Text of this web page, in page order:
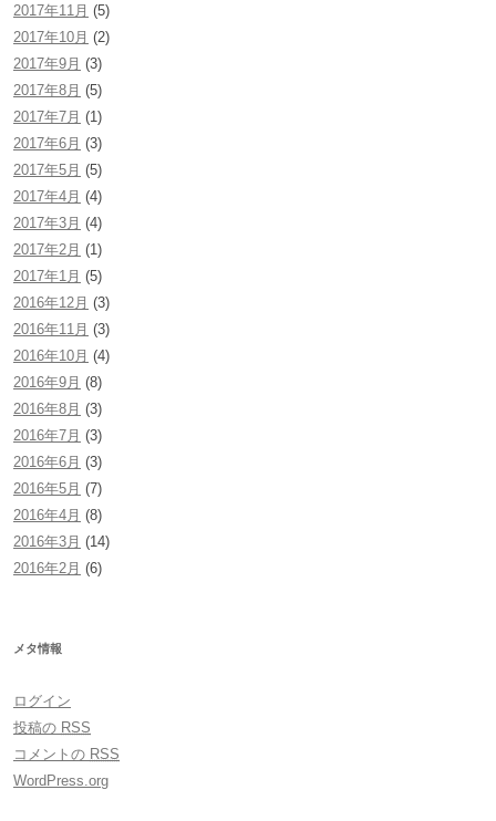
2017年11月 (5)
2017年10月 (2)
2017年9月 (3)
2017年8月 (5)
2017年7月 (1)
2017年6月 (3)
2017年5月 (5)
2017年4月 (4)
2017年3月 (4)
2017年2月 (1)
2017年1月 (5)
2016年12月 (3)
2016年11月 (3)
2016年10月 (4)
2016年9月 (8)
2016年8月 (3)
2016年7月 (3)
2016年6月 (3)
2016年5月 (7)
2016年4月 (8)
2016年3月 (14)
2016年2月 (6)
メタ情報
ログイン
投稿の RSS
コメントの RSS
WordPress.org